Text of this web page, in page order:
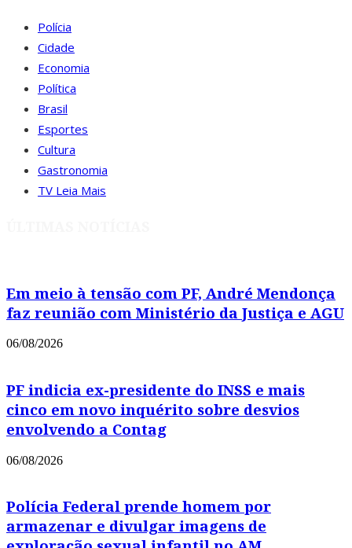
Polícia
Cidade
Economia
Política
Brasil
Esportes
Cultura
Gastronomia
TV Leia Mais
Em meio à tensão com PF, André Mendonça
faz reunião com Ministério da Justiça e AGU
06/08/2026
PF indicia ex-presidente do INSS e mais
cinco em novo inquérito sobre desvios
envolvendo a Contag
06/08/2026
Polícia Federal prende homem por
armazenar e divulgar imagens de